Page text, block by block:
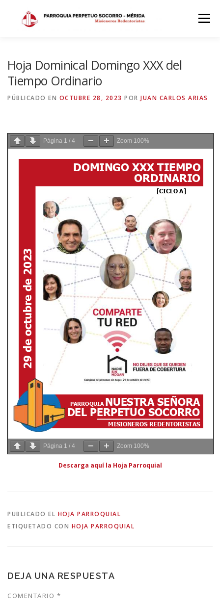
contenido
Menú
Hoja Dominical Domingo XXX del
Tiempo Ordinario
PÚBLICADO EN OCTUBRE 28, 2023 POR JUAN CARLOS ARIAS
Página 1 / 4 Zoom 100%
Página 1 / 4 Zoom 100%
Descarga aquí la Hoja Parroquial
PUBLICADO EL HOJA PARROQUIAL
ETIQUETADO CON HOJA PARROQUIAL
DEJA UNA RESPUESTA
COMENTARIO *